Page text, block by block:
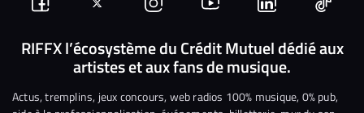
Suivez-
nous
Facebook
Suivez-
nous
sur
Twitter
Nous
rejoindre
sur
Instagram
Nous
rejoindre
sur
YouTube
Nous
rejoindre
sur
Linkedin
Nous
RIFFX l’écosystème du Crédit Mutuel dédié aux
artistes et aux fans de musique.
Actus, tremplins, jeux concours, web radios 100% musique, 0% pub,